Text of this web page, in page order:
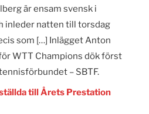
är ensam svensk i
inleder natten till torsdag
som […] Inlägget Anton
WTT Champions dök först
– SBTF.
till Årets Prestation